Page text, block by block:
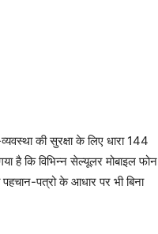
की सुरक्षा के लिए धारा 144
है कि विभिन्न सेल्यूलर मोबाइल फोन
पत्रो के आधार पर भी बिना